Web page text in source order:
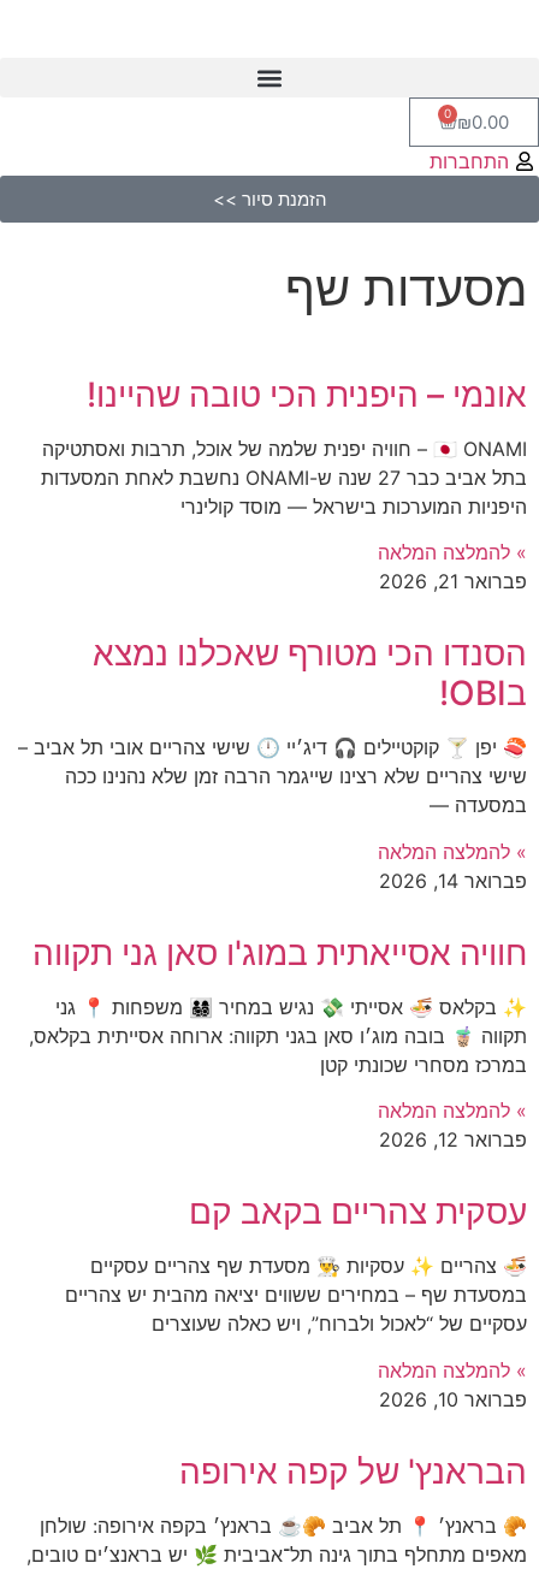
₪0.00
0
התחברות
הזמנת סיור >>
מסעדות שף
אונמי – היפנית הכי טובה שהיינו!
🇯🇵 ONAMI – חוויה יפנית שלמה של אוכל, תרבות ואסתטיקה
בתל אביב כבר 27 שנה ש-ONAMI נחשבת לאחת המסעדות
היפניות המוערכות בישראל — מוסד קולינרי
» להמלצה המלאה
פברואר 21, 2026
הסנדו הכי מטורף שאכלנו נמצא
בOBI!
🍣 יפן 🍸 קוקטיילים 🎧 דיג׳יי 🕛 שישי צהריים אובי תל אביב –
שישי צהריים שלא רצינו שייגמר הרבה זמן שלא נהנינו ככה
במסעדה —
» להמלצה המלאה
פברואר 14, 2026
חוויה אסייאתית במוג'ו סאן גני תקווה
✨ בקלאס 🍜 אסייתי 💸 נגיש במחיר 👨‍👩‍👧‍👦 משפחות 📍 גני
תקווה 🧋 בובה מוג׳ו סאן בגני תקווה: ארוחה אסייתית בקלאס,
במרכז מסחרי שכונתי קטן
» להמלצה המלאה
פברואר 12, 2026
עסקית צהריים בקאב קם
🍜 צהריים ✨ עסקיות 👨‍🍳 מסעדת שף צהריים עסקיים
במסעדת שף – במחירים ששווים יציאה מהבית יש צהריים
עסקיים של “לאכול ולברוח”, ויש כאלה שעוצרים
» להמלצה המלאה
פברואר 10, 2026
הבראנץ' של קפה אירופה
🥐 בראנץ׳ 📍 תל אביב 🥐☕ בראנץ׳ בקפה אירופה: שולחן
מאפים מתחלף בתוך גינה תל־אביבית 🌿 יש בראנצ׳ים טובים,